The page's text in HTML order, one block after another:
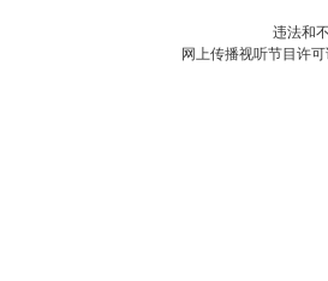
违法和
网上传播视听节目许可